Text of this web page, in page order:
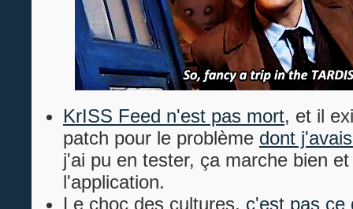
KrISS Feed n'est pas mort, et il
patch pour le problème dont
j'ai pu en tester, ça marche bien
l'application.
Le choc des cultures, c'est pas ce